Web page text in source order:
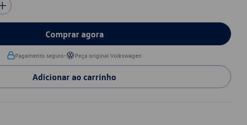
Comprar agora
Pagamento seguro• Peça original Volkswagen
Adicionar ao carrinho